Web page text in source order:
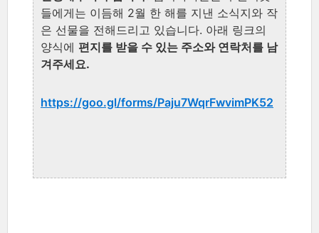
들에게는 이듬해 2월 한 해를 지낸 소식지와 작
은 선물을 전해드리고 있습니다. 아래 링크의
양식에 편지를 받을 수 있는 주소와 연락처를 남
겨주세요.
https://goo.gl/forms/Paju7WqrFwvimPK52